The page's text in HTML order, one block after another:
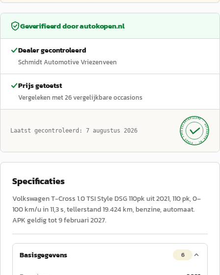
Geverifieerd doorautokopen.nl
Dealer gecontroleerd
Schmidt Automotive Vriezenveen
Prijs getoetst
Vergeleken met26vergelijkbare occasions
Laatst gecontroleerd: 7 augustus 2026 GECONTROLEERD ·
AUTOKOPEN.NL
· SINDS 1999 ·
Specificaties
Volkswagen T-Cross 1.0 TSI Style DSG 110pk uit 2021, 110 pk, 0–
100 km/u in 11,3 s, tellerstand 19.424 km, benzine, automaat.
APK geldig tot 9 februari 2027.
Basisgegevens 6